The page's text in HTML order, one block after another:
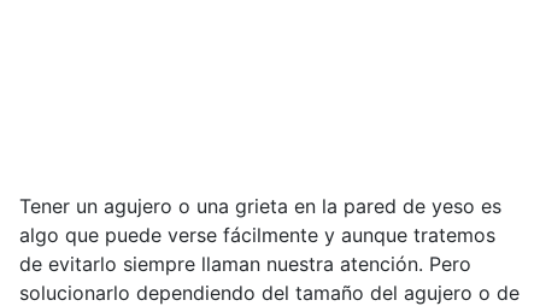
Tener un agujero o una grieta en la pared de yeso es
algo que puede verse fácilmente y aunque tratemos
de evitarlo siempre llaman nuestra atención. Pero
solucionarlo dependiendo del tamaño del agujero o de